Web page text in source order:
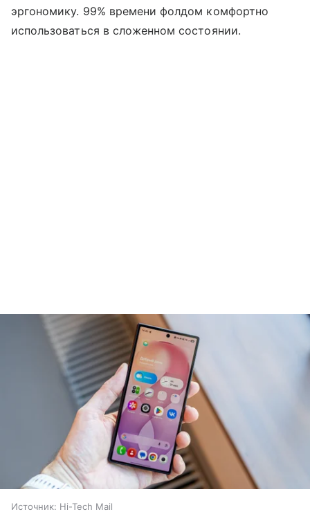
эргономику. 99% времени фолдом комфортно
использоваться в сложенном состоянии.
Источник: Hi-Tech Mail